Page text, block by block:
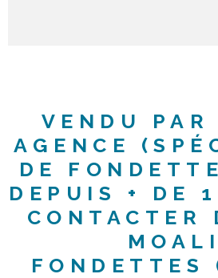
VENDU PAR
AGENCE
DE
DEPUIS + DE
CONTACTER
FONDETTES